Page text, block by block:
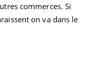
commerces. Si
on va dans le